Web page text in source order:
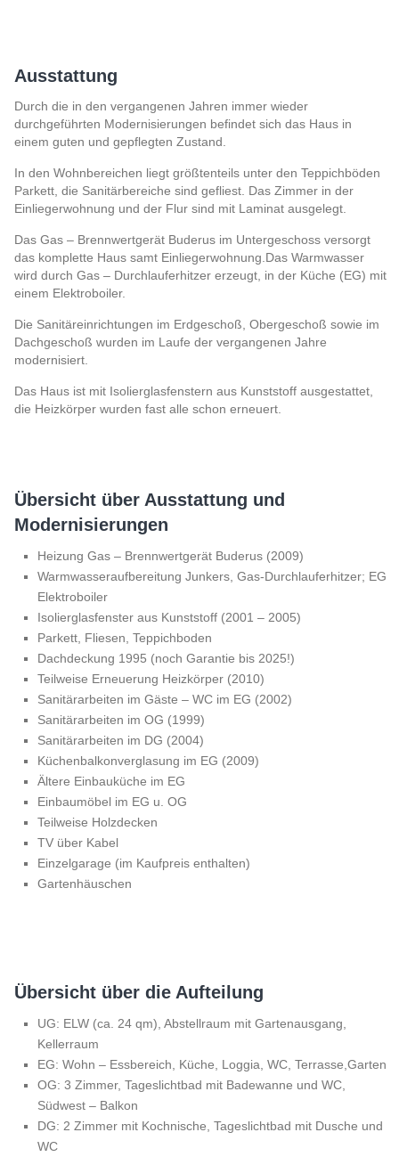
Ausstattung
Durch die in den vergangenen Jahren immer wieder
durchgeführten Modernisierungen befindet sich das Haus in
einem guten und gepflegten Zustand.
In den Wohnbereichen liegt größtenteils unter den Teppichböden
Parkett, die Sanitärbereiche sind gefliest. Das Zimmer in der
Einliegerwohnung und der Flur sind mit Laminat ausgelegt.
Das Gas – Brennwertgerät Buderus im Untergeschoss versorgt
das komplette Haus samt Einliegerwohnung.Das Warmwasser
wird durch Gas – Durchlauferhitzer erzeugt, in der Küche (EG) mit
einem Elektroboiler.
Die Sanitäreinrichtungen im Erdgeschoß, Obergeschoß sowie im
Dachgeschoß wurden im Laufe der vergangenen Jahre
modernisiert.
Das Haus ist mit Isolierglasfenstern aus Kunststoff ausgestattet,
die Heizkörper wurden fast alle schon erneuert.
Übersicht über Ausstattung und
Modernisierungen
Heizung Gas – Brennwertgerät Buderus (2009)
Warmwasseraufbereitung Junkers, Gas-Durchlauferhitzer; EG
Elektroboiler
Isolierglasfenster aus Kunststoff (2001 – 2005)
Parkett, Fliesen, Teppichboden
Dachdeckung 1995 (noch Garantie bis 2025!)
Teilweise Erneuerung Heizkörper (2010)
Sanitärarbeiten im Gäste – WC im EG (2002)
Sanitärarbeiten im OG (1999)
Sanitärarbeiten im DG (2004)
Küchenbalkonverglasung im EG (2009)
Ältere Einbauküche im EG
Einbaumöbel im EG u. OG
Teilweise Holzdecken
TV über Kabel
Einzelgarage (im Kaufpreis enthalten)
Gartenhäuschen
Übersicht über die Aufteilung
UG: ELW (ca. 24 qm), Abstellraum mit Gartenausgang,
Kellerraum
EG: Wohn – Essbereich, Küche, Loggia, WC, Terrasse,Garten
OG: 3 Zimmer, Tageslichtbad mit Badewanne und WC,
Südwest – Balkon
DG: 2 Zimmer mit Kochnische, Tageslichtbad mit Dusche und
WC